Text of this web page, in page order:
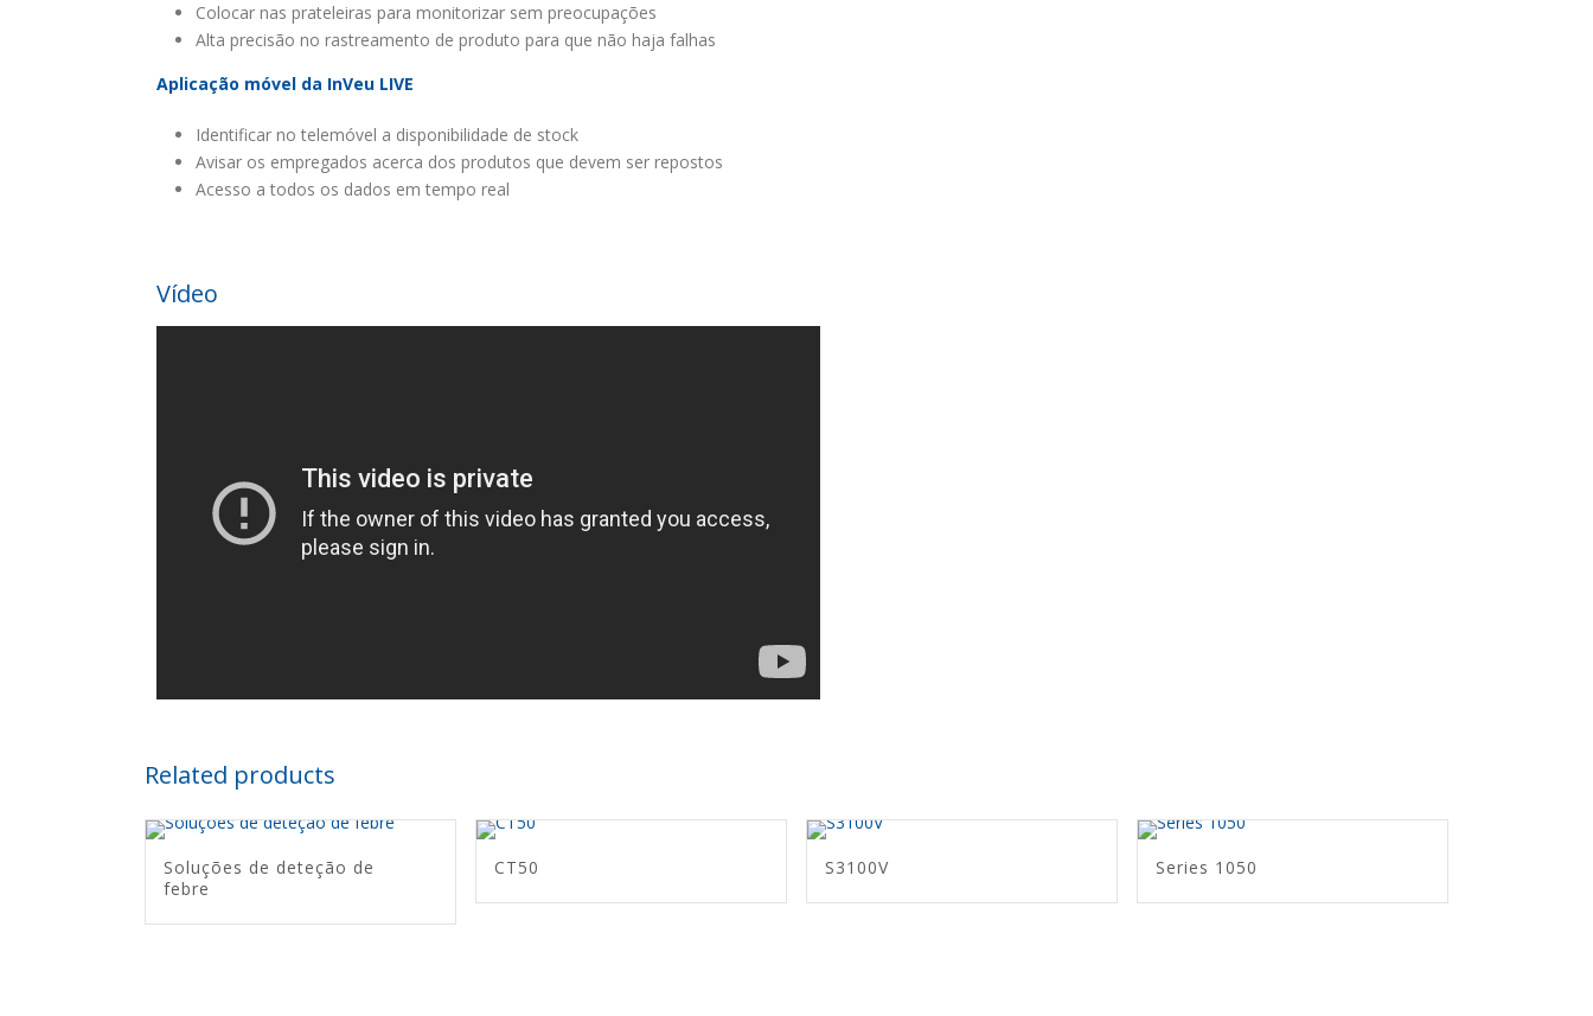
Colocar nas prateleiras para monitorizar sem preocupações
Alta precisão no rastreamento de produto para que não haja falhas
Aplicação móvel da InVeu LIVE
Identificar no telemóvel a disponibilidade de stock
Avisar os empregados acerca dos produtos que devem ser repostos
Acesso a todos os dados em tempo real
Vídeo
Related products
Soluções de deteção de
febre
CT50 S3100V Series 1050